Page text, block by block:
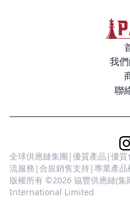
我
聯
全球供應鏈集團|優質產品|優
流服務|合規銷售支持|專業產
版權所有 ©2026 協豐供應鏈(
International Limited